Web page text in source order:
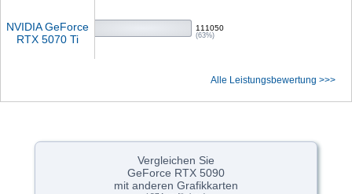
NVIDIA GeForce
RTX 5070 Ti
111050
(63%)
Alle Leistungsbewertung >>>
Vergleichen Sie
GeForce RTX 5090
mit anderen Grafikkarten